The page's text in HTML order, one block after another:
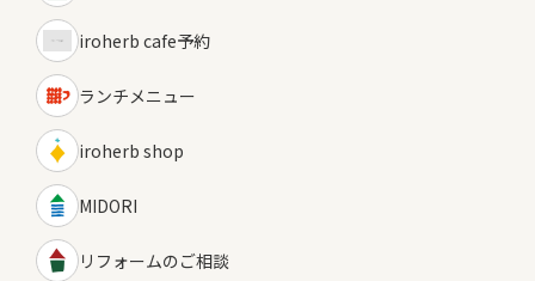
iroherb cafe予約
ランチメニュー
iroherb shop
MIDORI
リフォームのご相談